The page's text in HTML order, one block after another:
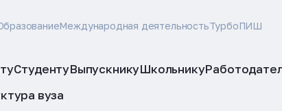
Международная деятельностьТурбоПИШ
СтудентуВыпускникуШкольнику
вуза